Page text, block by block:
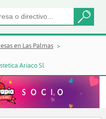
en Las Palmas
Ariaco Sl